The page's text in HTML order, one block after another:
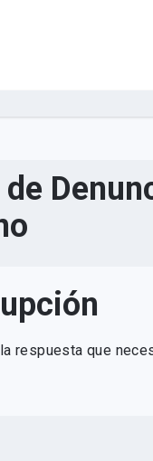
respuesta que